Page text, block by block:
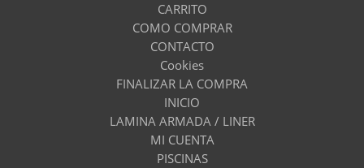
CARRITO
COMO COMPRAR
CONTACTO
Cookies
FINALIZAR LA COMPRA
INICIO
LAMINA ARMADA / LINER
MI CUENTA
PISCINAS